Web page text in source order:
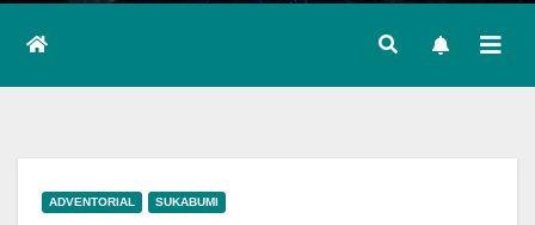
ADVENTORIAL SUKABUMI